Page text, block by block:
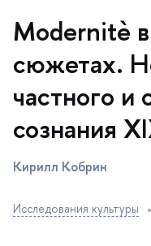
Modernitè
сюжетах.
частного и
сознания
Кирилл Кобрин
Исследования культуры